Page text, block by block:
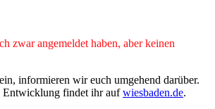
zwar angemeldet haben, aber keinen
informieren wir euch umgehend darüber.
Entwicklung findet ihr aufwiesbaden.de.